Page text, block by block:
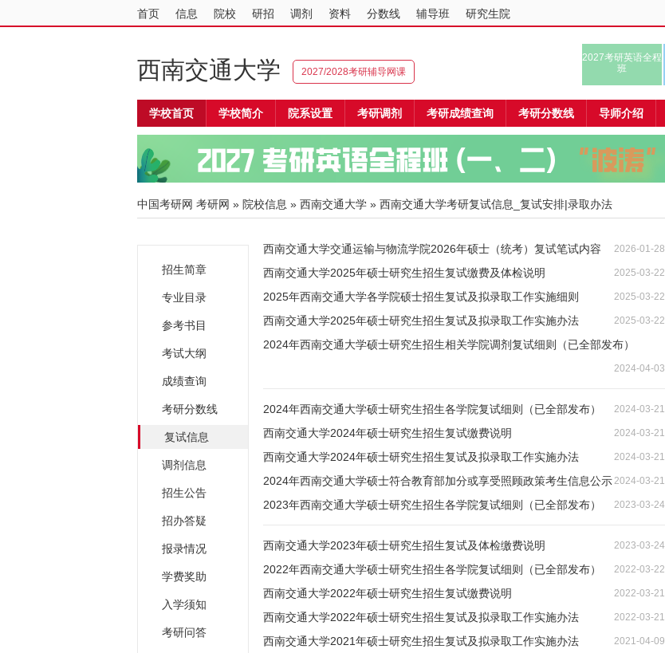
首页 信息 院校 研招 调剂 资料 分数线 辅导班 研究生院
西南交通大学 2027/2028考研辅导网课
2027考研英语全程
班
学校首页 学校简介 院系设置 考研调剂 考研成绩查询 考研分数线 导师介绍
中国考研网 考研网 » 院校信息 » 西南交通大学 » 西南交通大学考研复试信息_复试安排|录取办法
招生简章
专业目录
参考书目
考试大纲
成绩查询
考研分数线
复试信息
调剂信息
招生公告
招办答疑
报录情况
学费奖助
入学须知
考研问答
西南交通大学交通运输与物流学院2026年硕士（统考）复试笔试内容 2026-01-28
西南交通大学2025年硕士研究生招生复试缴费及体检说明 2025-03-22
2025年西南交通大学各学院硕士招生复试及拟录取工作实施细则 2025-03-22
西南交通大学2025年硕士研究生招生复试及拟录取工作实施办法 2025-03-22
2024年西南交通大学硕士研究生招生相关学院调剂复试细则（已全部发布）
2024-04-03
2024年西南交通大学硕士研究生招生各学院复试细则（已全部发布） 2024-03-21
西南交通大学2024年硕士研究生招生复试缴费说明 2024-03-21
西南交通大学2024年硕士研究生招生复试及拟录取工作实施办法 2024-03-21
2024年西南交通大学硕士符合教育部加分或享受照顾政策考生信息公示2024-03-21
2023年西南交通大学硕士研究生招生各学院复试细则（已全部发布） 2023-03-24
西南交通大学2023年硕士研究生招生复试及体检缴费说明 2023-03-24
2022年西南交通大学硕士研究生招生各学院复试细则（已全部发布） 2022-03-22
西南交通大学2022年硕士研究生招生复试缴费说明 2022-03-21
西南交通大学2022年硕士研究生招生复试及拟录取工作实施办法 2022-03-21
西南交通大学2021年硕士研究生招生复试及拟录取工作实施办法 2021-04-09